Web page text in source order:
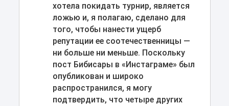
хотела покидать турнир, является
ложью и, я полагаю, сделано для
того, чтобы нанести ущерб
репутации ее соотечественницы —
ни больше ни меньше. Поскольку
пост Бибисары в «Инстаграме» был
опубликован и широко
распространился, я могу
подтвердить, что четыре других